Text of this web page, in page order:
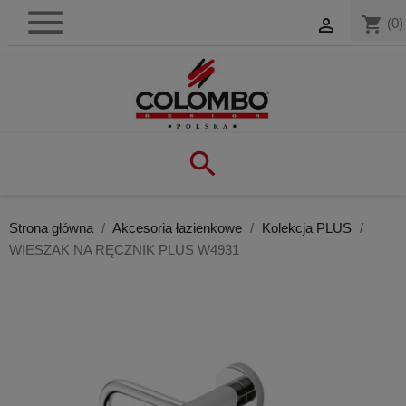
shopping_cart (0)



Strona główna Akcesoria łazienkowe
Kolekcja PLUS
WIESZAK NA RĘCZNIK PLUS W4931